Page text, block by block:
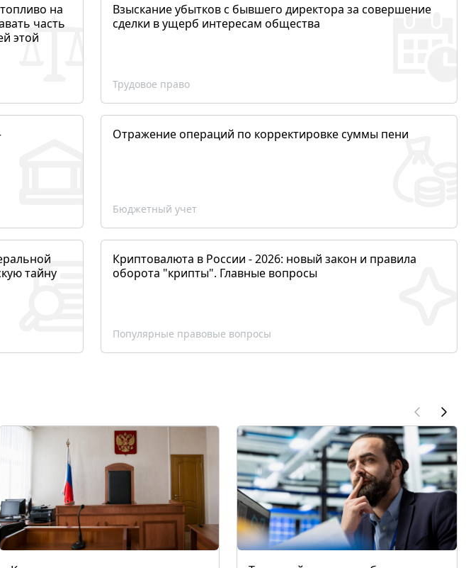
на
часть
этой
Взыскание убытков с бывшего директора за совершение
сделки в ущерб интересам общества
Трудовое право
Отражение операций по корректировке суммы пени
Бюджетный учет
тайну
Криптовалюта в России - 2026: новый закон и правила
оборота "крипты". Главные вопросы
Популярные правовые вопросы